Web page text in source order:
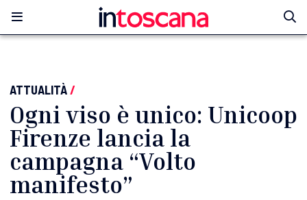
ATTUALITÀ/
Ogni viso è unico: Unicoop
Firenze lancia la
campagna “Volto
manifesto”